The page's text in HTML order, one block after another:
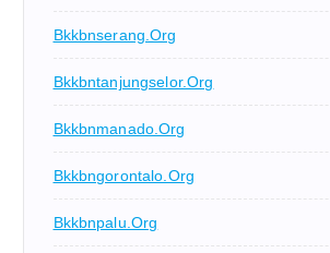
Bkkbnserang.org
Bkkbntanjungselor.org
Bkkbnmanado.org
Bkkbngorontalo.org
Bkkbnpalu.org